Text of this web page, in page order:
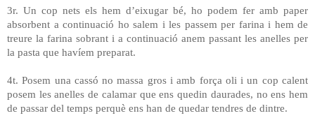
3r. Un cop nets els hem d’eixugar bé, ho podem fer amb paper
absorbent a continuació ho salem i les passem per farina i hem de
treure la farina sobrant i a continuació anem passant les anelles per
la pasta que havíem preparat.
4t. Posem una cassó no massa gros i amb força oli i un cop calent
posem les anelles de calamar que ens quedin daurades, no ens hem
de passar del temps perquè ens han de quedar tendres de dintre.